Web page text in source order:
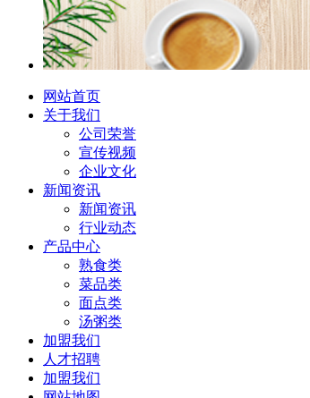
网站首页
关于我们
公司荣誉
宣传视频
企业文化
新闻资讯
新闻资讯
行业动态
产品中心
熟食类
菜品类
面点类
汤粥类
加盟我们
人才招聘
加盟我们